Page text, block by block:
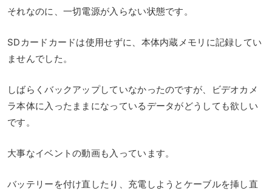
それなのに、一切電源が入らない状態です。
SDカードカードは使用せずに、本体内蔵メモリに記録してい
ませんでした。
しばらくバックアップしていなかったのですが、ビデオカメ
ラ本体に入ったままになっているデータがどうしても欲しい
です。
大事なイベントの動画も入っています。
バッテリーを付け直したり、充電しようとケーブルを挿し直